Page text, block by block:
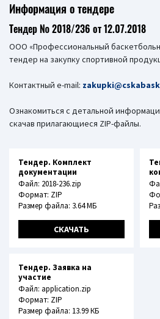
Информация о тендере
Тендер № 2018/236 от 12.07.2018
ООО «Профессиональный
тендер на закупку спортивной
Контактный e-mail:
Ознакомиться с детальной
скачав прилагающиеся ZIP-файлы.
Тендер. Комплект
документации
Файл: 2018-236.zip
Формат: ZIP
Размер файла: 3.64 МБ
СКАЧАТЬ
Тендер. Заявка на
участие
Файл: application.zip
Формат: ZIP
Размер файла: 13.99 КБ